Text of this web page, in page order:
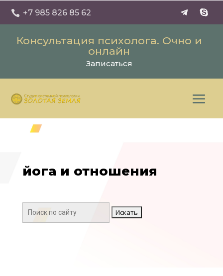
 +7 985 826 85 62
Консультация психолога. Очно и
онлайн
Записаться
йога и отношения
Поиск: